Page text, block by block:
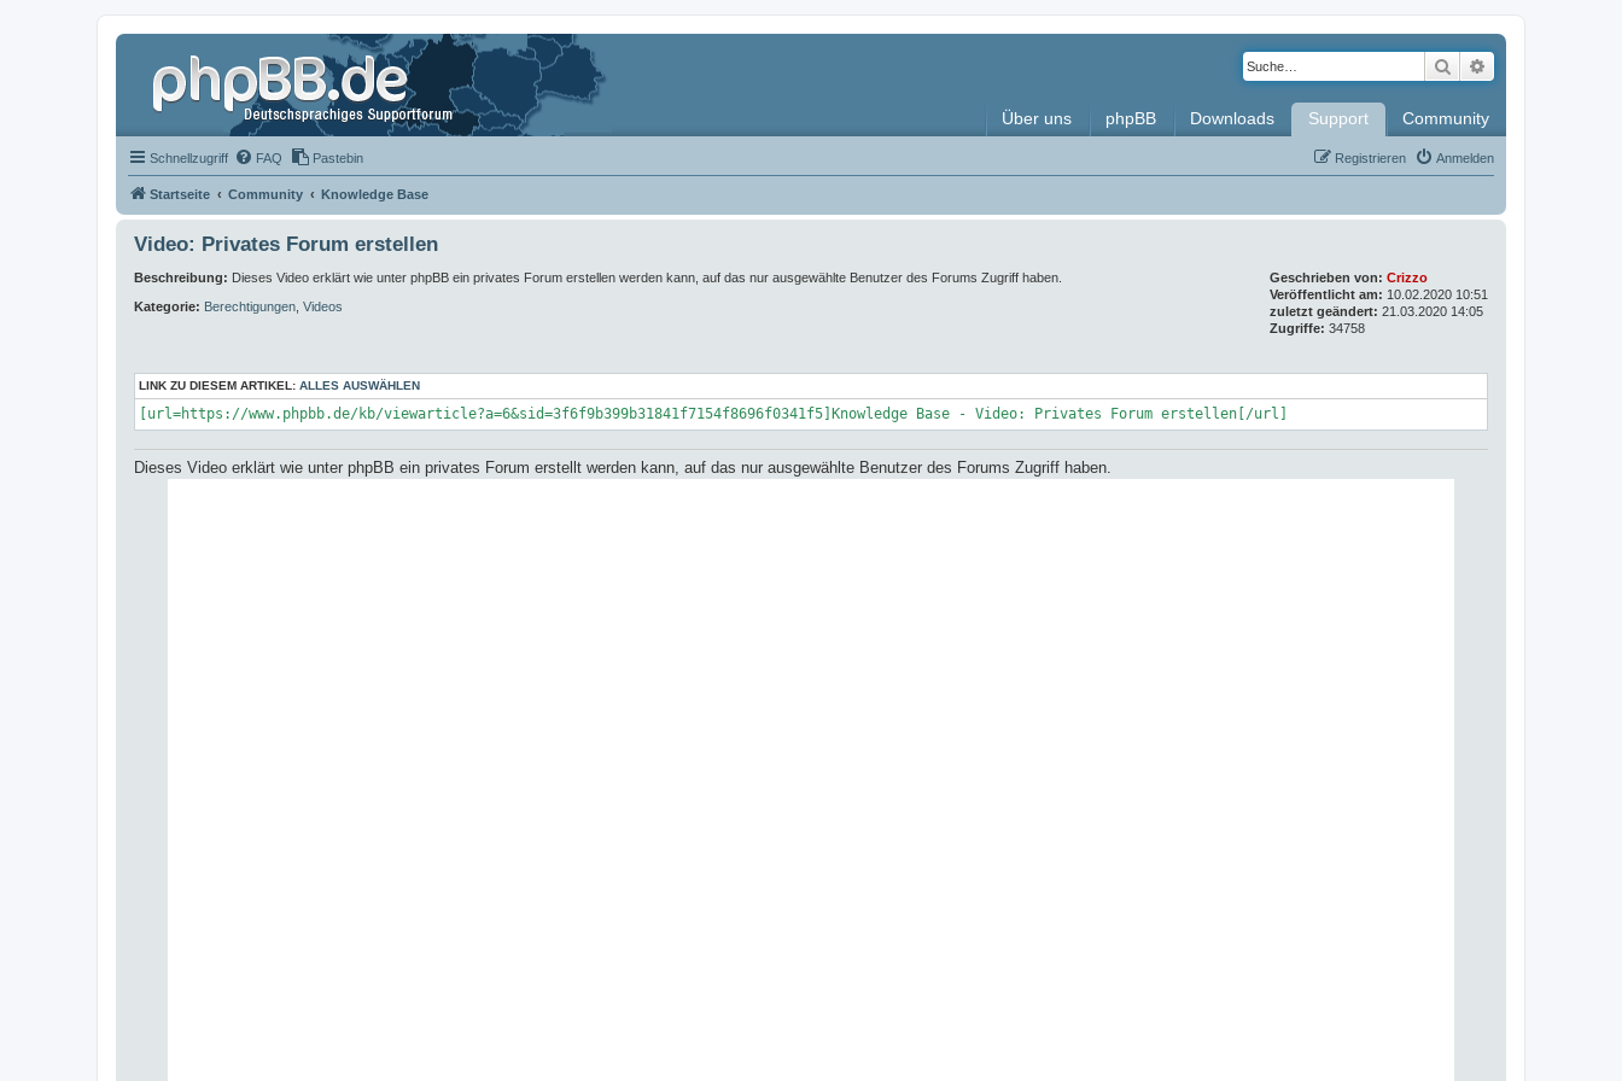
Suche
Über uns phpBB Downloads Support Community
Schnellzugriff FAQ Pastebin Anmelden
Registrieren
Startseite Community Knowledge Base
Video: Privates Forum erstellen
Geschrieben von: Crizzo
Veröffentlicht am: 10.02.2020 10:51
zuletzt geändert: 21.03.2020 14:05
Zugriffe: 34758
Beschreibung: Dieses Video erklärt wie unter phpBB ein privates Forum erstellen werden kann, auf das nur ausgewählte Benutzer des Forums Zugriff haben.
Kategorie: Berechtigungen Videos
LINK ZU DIESEM ARTIKEL: ALLES AUSWÄHLEN
[url=https://www.phpbb.de/kb/viewarticle?a=6&sid=3f6f9b399b31841f7154f8696f0341f5]Knowledge Base - Video: Privates Forum erstellen[/url]
Dieses Video erklärt wie unter phpBB ein privates Forum erstellt werden kann, auf das nur ausgewählte Benutzer des Forums Zugriff haben.